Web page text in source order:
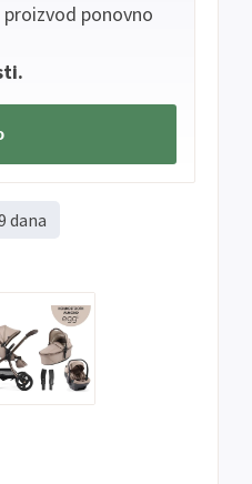
Jednokratno
Jednokratno
ponovno
dana